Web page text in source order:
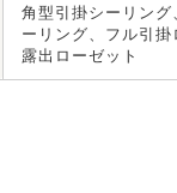
角型引掛シーリン
ーリング、フル引
露出ローゼット